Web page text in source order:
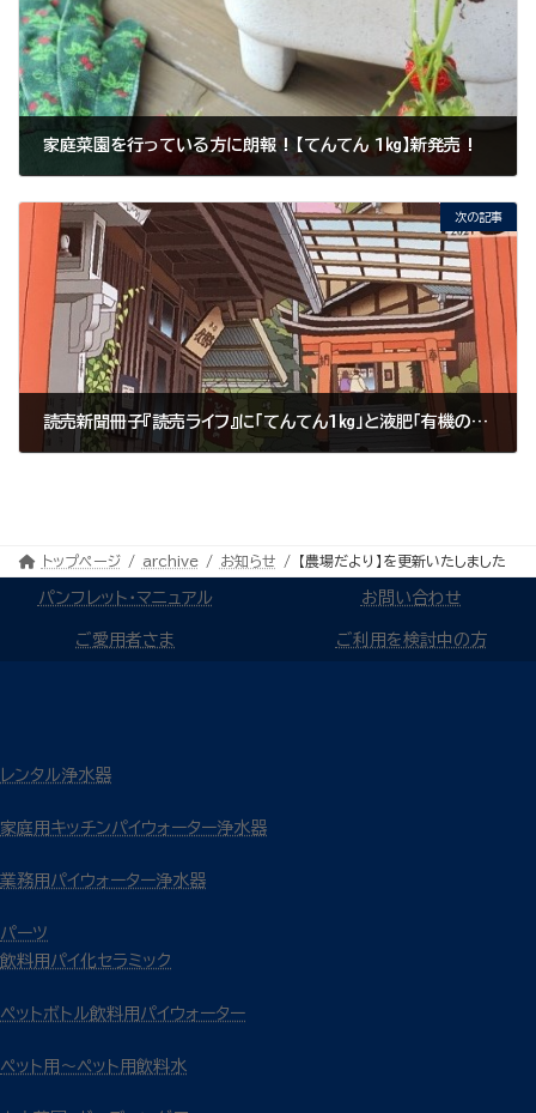
家庭菜園を行っている方に朗報 ! 【てんてん 1㎏】新発売 !
2021年1月29日
次の記事
読売新聞冊子『読売ライフ』に「てんてん1㎏」と液肥「有機の恵み」のセットが取り上げられました
2021年2月19日
トップページ archive お知らせ 【農場だより】を更新いたしました
パンフレット・マニュアル お問い合わせ
ご愛用者さま ご利用を検討中の方
レンタル浄水器
家庭用キッチンパイウォーター浄水器
業務用パイウォーター浄水器
パーツ
飲料用パイ化セラミック
ペットボトル飲料用パイウォーター
ペット用～ペット用飲料水